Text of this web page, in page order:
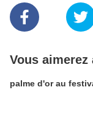
Vous aimerez
palme d'or au